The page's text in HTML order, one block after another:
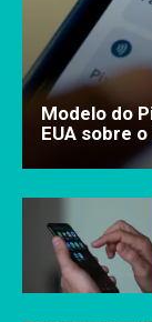
Modelo do
EUA sobre